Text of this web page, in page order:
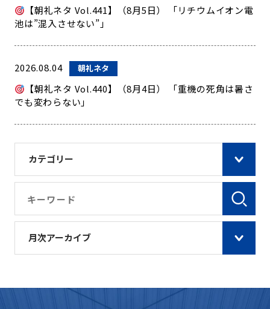
カテゴリー
月次アーカイブ
【朝礼ネタ Vol.441】（8月5日） 「リチウムイオン電
池は”混入させない”」
2026.08.04 朝礼ネタ
【朝礼ネタ Vol.440】（8月4日） 「重機の死角は暑さ
でも変わらない」